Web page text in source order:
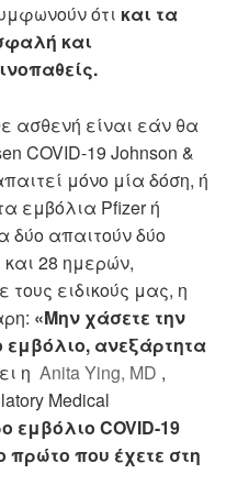
ότι και τα
και
ασθενή είναι εάν θα
COVID-19 Johnson &
μόνο μία δόση, ή
εμβόλια Pfizer ή
δύο απαιτούν δύο
28 ημερών,
ειδικούς μας, η
«Μην χάσετε την
εμβόλιο, ανεξάρτητα
ηAnita Ying, MD ,
Medical
εμβόλιο COVID-19
πρώτο που έχετε στη